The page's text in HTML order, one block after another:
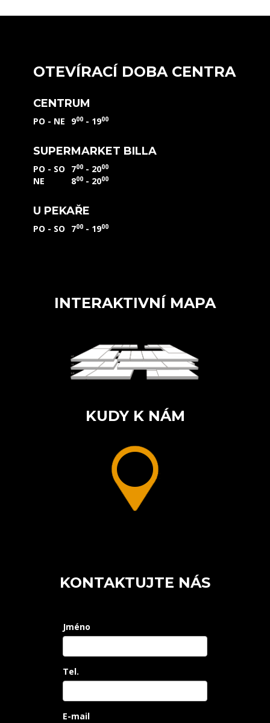
OTEVÍRACÍ DOBA CENTRA
CENTRUM
PO - NE 900 - 1900
SUPERMARKET BILLA
PO - SO 700 - 2000
NE 800 - 2000
U PEKAŘE
PO - SO 700 - 1900
INTERAKTIVNÍ MAPA
KUDY K NÁM
KONTAKTUJTE NÁS
Jméno
Tel.
E-mail